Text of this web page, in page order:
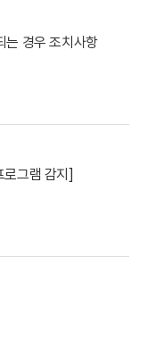
는 경우 조치사항
그램 감지]